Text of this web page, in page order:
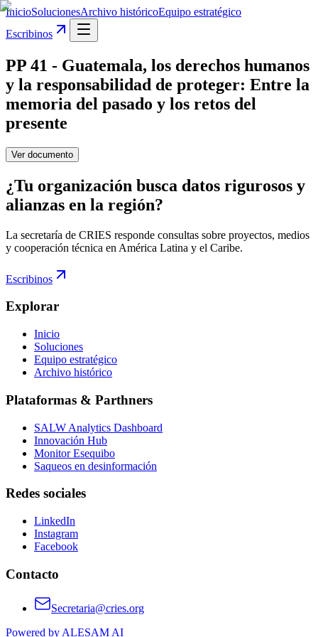
InicioSolucionesArchivo históricoEquipo estratégico
Escribinos
PP 41 - Guatemala, los derechos humanos
y la responsabilidad de proteger: Entre la
memoria del pasado y los retos del
presente
Ver documento
¿Tu organización busca datos rigurosos y
alianzas en la región?
La secretaría de CRIES responde consultas sobre proyectos, medios
y cooperación técnica en América Latina y el Caribe.
Escribinos
Explorar
Inicio
Soluciones
Equipo estratégico
Archivo histórico
Plataformas & Parthners
SALW Analytics Dashboard
Innovación Hub
Monitor Esequibo
Saqueos en desinformación
Redes sociales
LinkedIn
Instagram
Facebook
Contacto
Secretaria@cries.org
Powered by ALESAM AI